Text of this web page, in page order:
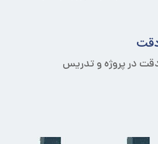
در پروژه و تدریس